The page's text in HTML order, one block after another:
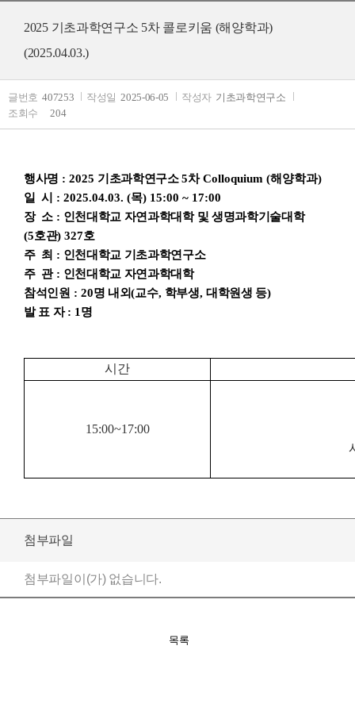
2025 기초과학연구소 5차 콜로키움 (해양학과)
(2025.04.03.)
글번호 407253 작성일 2025-06-05 작성자 기초과학연구소
조회수
204
행사명 : 2025 기초과학연구소 5차Colloquium (해양학과)
일 시 : 2025.04.03. (목) 15:00 ~ 17:00
장 소 : 인천대학교 자연과학대학 및 생명과학기술대학
(5호관) 327호
주 최 : 인천대학교 기초과학연구소
주 관 : 인천대학교 자연과학대학
참석인원 : 20명 내외(교수, 학부생, 대학원생 등)
발 표 자: 1 명
시간
15:00~17:00
첨부파일
첨부파일이(가) 없습니다.
목록